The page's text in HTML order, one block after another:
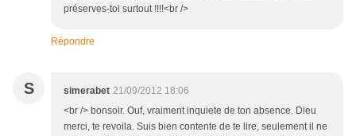
préserves-toi surtout !!!!<br />
Répondre
S simerabet 21/09/2012 18:06
<br /> bonsoir. Ouf, vraiment inquiete de ton absence. Dieu
merci, te revoila. Suis bien contente de te lire, seulement il ne